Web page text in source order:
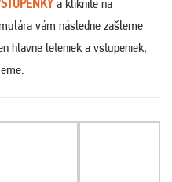
a kliknite na
vám následne zašleme
hlavne leteniek a vstupeniek,
.